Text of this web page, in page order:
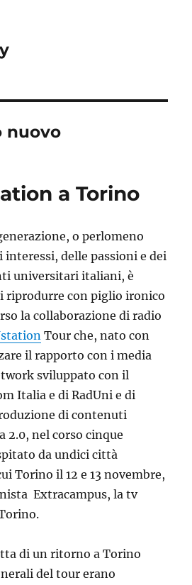
nuovo
a Torino
o perlomeno
interessi, delle passioni e dei
universitari italiani, è
riprodurre con piglio ironico
la collaborazione di radio
Tour che, nato con
il rapporto con i media
sviluppato con il
Italia e di RadUni e di
di contenuti
2.0, nel corso cinque
da undici città
Torino il 12 e 13 novembre,
Extracampus, la tv
di un ritorno a Torino
del tour erano